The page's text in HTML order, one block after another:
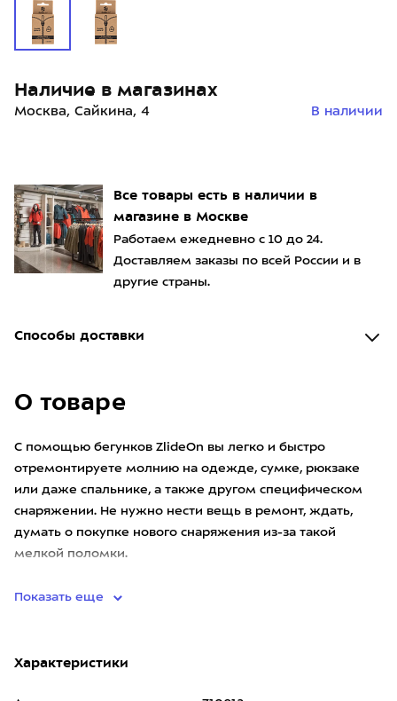
Все товары есть в наличии в
магазине в Москве
Работаем ежедневно с 10 до 24.
Доставляем заказы по всей России и в
другие страны.
Способы доставки
О товаре
С помощью бегунков ZlideOn вы легко и быстро
отремонтируете молнию на одежде, сумке, рюкзаке
или даже спальнике, а также другом специфическом
снаряжении. Не нужно нести вещь в ремонт, ждать,
думать о покупке нового снаряжения из-за такой
мелкой поломки.
Показать еще
Характеристики
Наличие в магазинах
Москва, Сайкина, 4 В наличии